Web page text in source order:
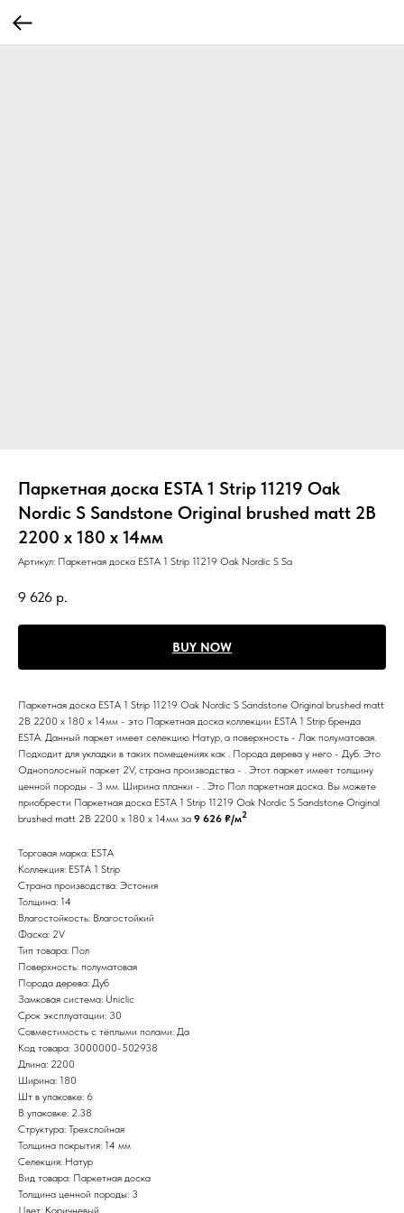
Паркетная доска ESTA 1 Strip 11219 Oak
Nordic S Sandstone Original brushed matt 2B
2200 x 180 x 14мм
Артикул: Паркетная доска ESTA 1 Strip 11219 Oak Nordic S Sa
9 626 р.
BUY NOW
Паркетная доска ESTA 1 Strip 11219 Oak Nordic S Sandstone Original brushed matt
2B 2200 x 180 x 14мм - это Паркетная доска коллекции ESTA 1 Strip бренда
ESTA. Данный паркет имеет селекцию Натур, а поверхность - Лак полуматовая.
Подходит для укладки в таких помещениях как . Порода дерева у него - Дуб. Это
Однополосный паркет 2V, страна производства - . Этот паркет имеет толщину
ценной породы - 3 мм. Ширина планки - . Это Пол паркетная доска. Вы можете
приобрести Паркетная доска ESTA 1 Strip 11219 Oak Nordic S Sandstone Original
brushed matt 2B 2200 x 180 x 14мм за 9 626 ₽/м2
Торговая марка: ESTA
Коллекция: ESTA 1 Strip
Страна производства: Эстония
Толщина: 14
Влагостойкость: Влагостойкий
Фаска: 2V
Тип товара: Пол
Поверхность: полуматовая
Порода дерева: Дуб
Замковая система: Uniclic
Срок эксплуатации: 30
Совместимость с тёплыми полами: Да
Код товара: 3000000-502938
Длина: 2200
Ширина: 180
Шт в упаковке: 6
В упаковке: 2.38
Структура: Трехслойная
Толщина покрытия: 14 мм
Селекция: Натур
Вид товара: Паркетная доска
Толщина ценной породы: 3
Цвет: Коричневый